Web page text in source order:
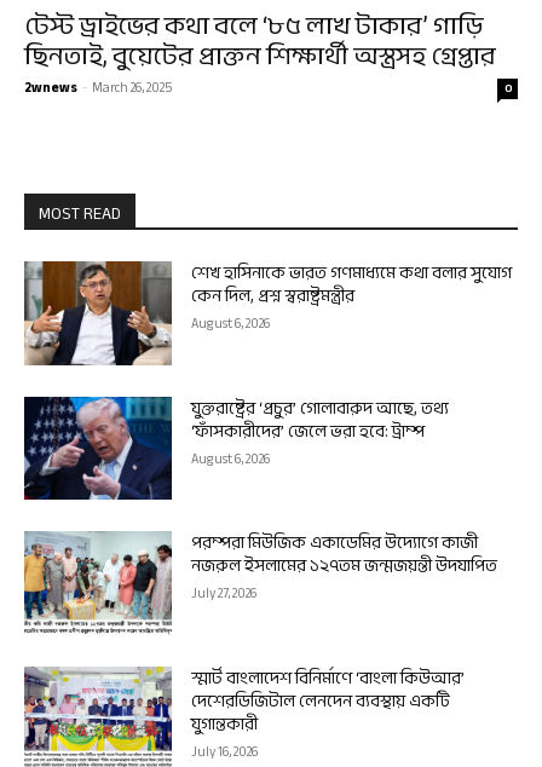
টেস্ট ড্রাইভের কথা বলে ‘৮৫ লাখ টাকার’ গাড়ি
ছিনতাই, বুয়েটের প্রাক্তন শিক্ষার্থী অস্ত্রসহ গ্রেপ্তার
2wnews - March 26, 2025 0
MOST READ
শেখ হাসিনাকে ভারত গণমাধ্যমে কথা বলার সুযোগ
কেন দিল, প্রশ্ন স্বরাষ্ট্রমন্ত্রীর
August 6, 2026
যুক্তরাষ্ট্রের ‘প্রচুর’ গোলাবারুদ আছে, তথ্য
‘ফাঁসকারীদের’ জেলে ভরা হবে: ট্রাম্প
August 6, 2026
পরম্পরা মিউজিক একাডেমির উদ্যোগে কাজী
নজরুল ইসলামের ১২৭তম জন্মজয়ন্তী উদযাপিত
July 27, 2026
স্মার্ট বাংলাদেশ বিনির্মাণে ‘বাংলা কিউআর’
দেশেরডিজিটাল লেনদেন ব্যবস্থায় একটি
যুগান্তকারী
July 16, 2026